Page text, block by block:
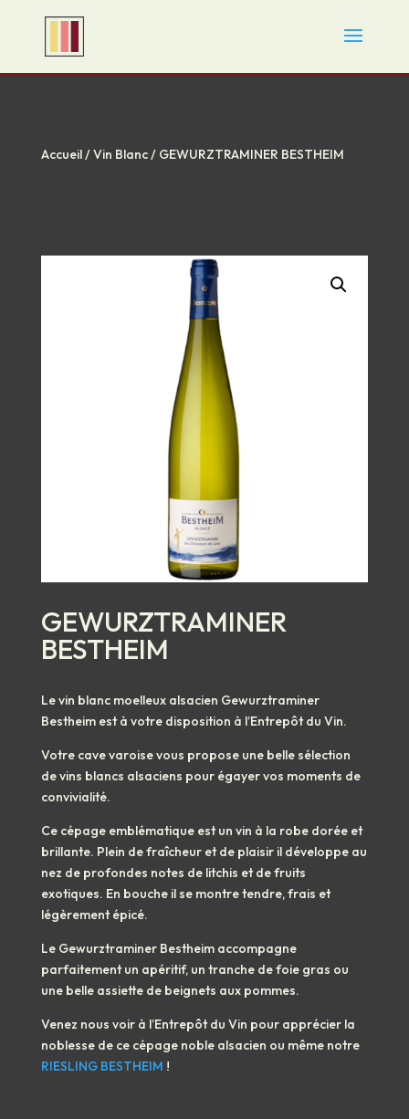
Accueil/Vin Blanc/ GEWURZTRAMINER BESTHEIM
GEWURZTRAMINER
BESTHEIM
Le vin blanc moelleux alsacien Gewurztraminer
Bestheim est à votre disposition à l’Entrepôt du Vin.
Votre cave varoise vous propose une belle sélection
de vins blancs alsaciens pour égayer vos moments de
convivialité.
Ce cépage emblématique est un vin à la robe dorée et
brillante. Plein de fraîcheur et de plaisir il développe au
nez de profondes notes de litchis et de fruits
exotiques. En bouche il se montre tendre, frais et
légèrement épicé.
Le Gewurztraminer Bestheim accompagne
parfaitement un apéritif, un tranche de foie gras ou
une belle assiette de beignets aux pommes.
Venez nous voir à l’Entrepôt du Vin pour apprécier la
noblesse de ce cépage noble alsacien ou même notre
RIESLING BESTHEIM !